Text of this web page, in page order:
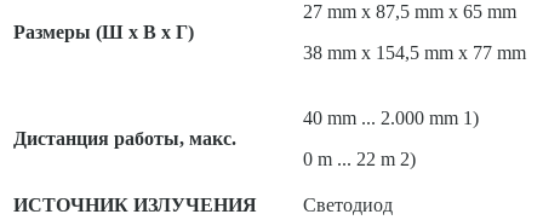
Размеры (Ш x В x Г)
27 mm x 87,5 mm x 65 mm
38 mm x 154,5 mm x 77 mm
Дистанция работы, макс.
40 mm ... 2.000 mm 1)
0 m ... 22 m 2)
ИСТОЧНИК ИЗЛУЧЕНИЯ
Светодиод